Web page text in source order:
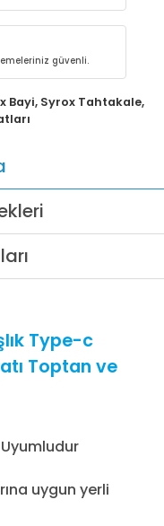
güvenli.
Bayi, Syrox Tahtakale,
Type-c
Toptan ve
uygun yerli